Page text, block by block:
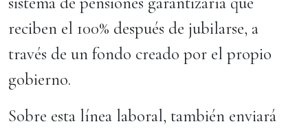
reciben el 100% después de jubilarse, a
través de un fondo creado por el propio
gobierno.
Sobre esta línea laboral, también enviará